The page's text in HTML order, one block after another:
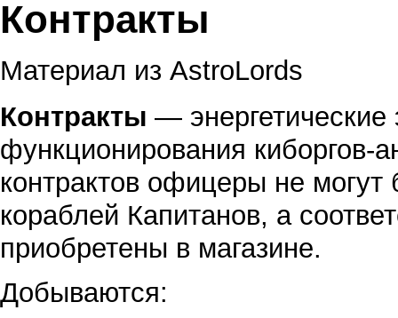
Контракты
Материал из AstroLords
Контракты —
функционирования
контрактов офицеры не
кораблей Капитанов, а
приобретены в магазине.
Добываются: